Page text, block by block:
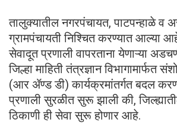
तालुक्यातील नगरपंचायत, पाटपन्हाळे व
ग्रामपंचायती निश्चित करण्यात आल्या
सेवादूत प्रणाली वापरताना येणाऱ्या
जिल्हा माहिती तंत्रज्ञान विभागामार्फत
(आर ॲण्ड डी) कार्यक्रमांतर्गत बदल
प्रणाली सुरळीत सुरू झाली की,
ठिकाणी ही सेवा सुरू होणार आहे.